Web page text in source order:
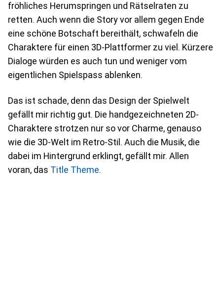
fröhliches Herumspringen und Rätselraten zu
retten. Auch wenn die Story vor allem gegen Ende
eine schöne Botschaft bereithält, schwafeln die
Charaktere für einen 3D-Plattformer zu viel. Kürzere
Dialoge würden es auch tun und weniger vom
eigentlichen Spielspass ablenken.
Das ist schade, denn das Design der Spielwelt
gefällt mir richtig gut. Die handgezeichneten 2D-
Charaktere strotzen nur so vor Charme, genauso
wie die 3D-Welt im Retro-Stil. Auch die Musik, die
dabei im Hintergrund erklingt, gefällt mir. Allen
voran, das Title Theme.